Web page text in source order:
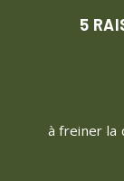
5
à freiner la